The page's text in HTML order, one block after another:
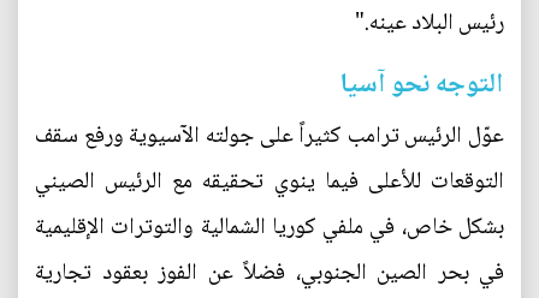
رئيس البلاد عينه."
التوجه نحو آسيا
عوّل الرئيس ترامب كثيراً على جولته الآسيوية ورفع سقف
التوقعات للأعلى فيما ينوي تحقيقه مع الرئيس الصيني
بشكل خاص، في ملفي كوريا الشمالية والتوترات الإقليمية
في بحر الصين الجنوبي، فضلاً عن الفوز بعقود تجارية